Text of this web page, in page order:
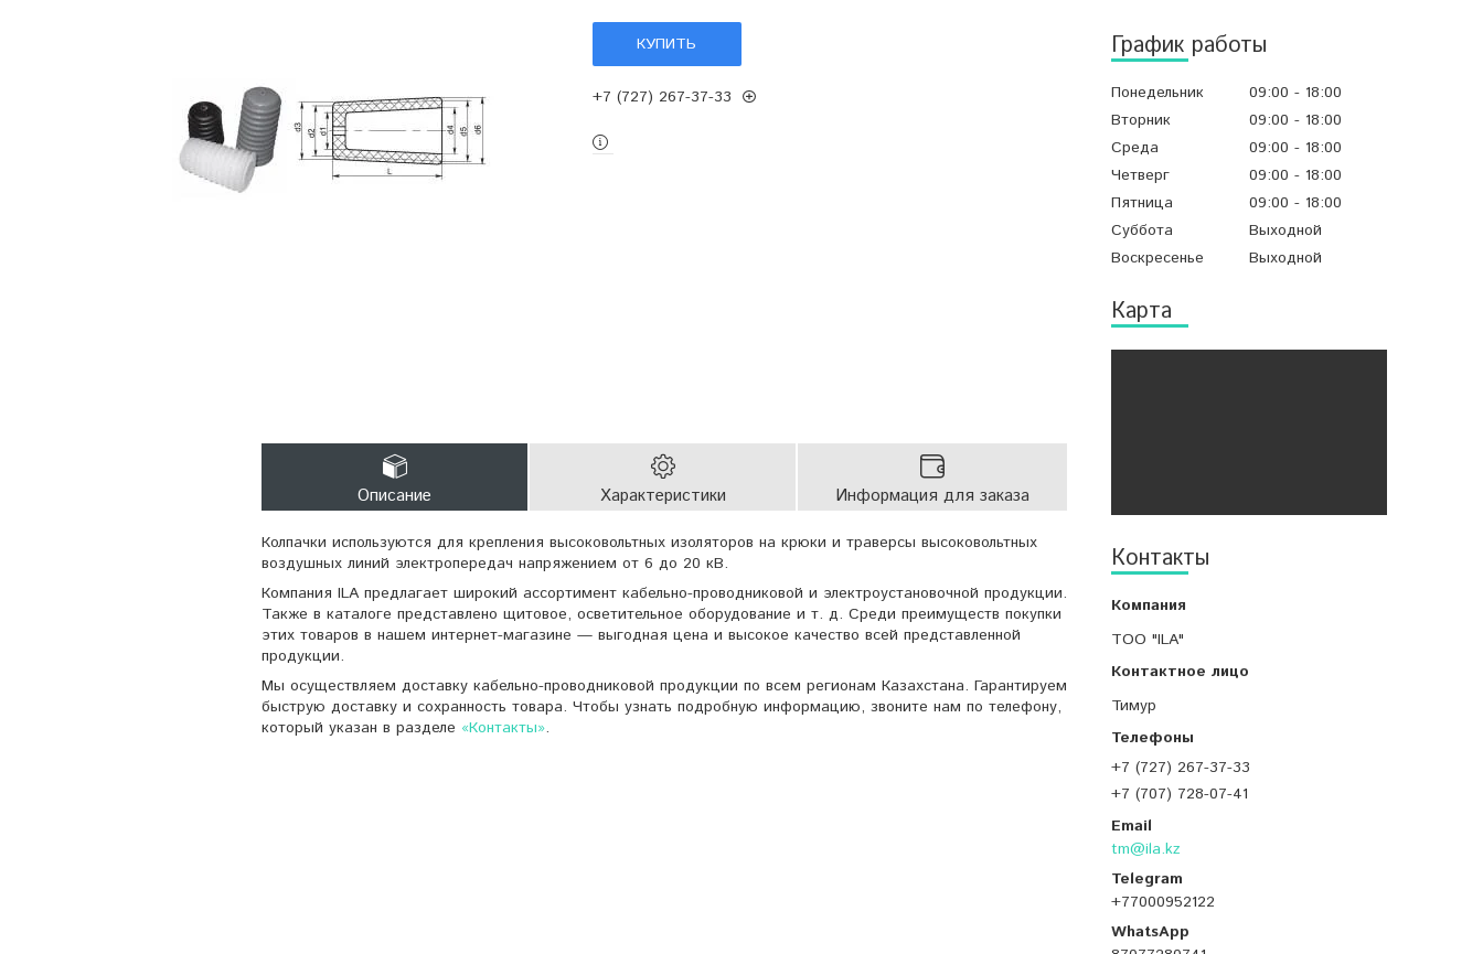
График работы
Понедельник 09:00
18:00
Вторник
09:00
18:00
Среда
09:00
18:00
Четверг
09:00
18:00
Пятница
09:00
18:00
Суббота
Выходной
Воскресенье
Выходной
Карта
Контакты
ТОО "ILA"
Тимур
+7 (727) 267-37-33
+7 (707) 728-07-41
tm@ila.kz
+77000952122
КУПИТЬ
+7 (727) 267-37-33
Описание Характеристики Информация для заказа
Колпачки используются для крепления высоковольтных изоляторов на крюки и траверсы высоковольтных
воздушных линий электропередач напряжением от 6 до 20 кВ.
Компания ILA предлагает широкий ассортимент кабельно-проводниковой и электроустановочной продукции.
Также в каталоге представлено щитовое, осветительное оборудование и т. д. Среди преимуществ покупки
этих товаров в нашем интернет-магазине — выгодная цена и высокое качество всей представленной
продукции.
Мы осуществляем доставку кабельно-проводниковой продукции по всем регионам Казахстана. Гарантируем
быструю доставку и сохранность товара. Чтобы узнать подробную информацию, звоните нам по телефону,
который указан в разделе «Контакты».